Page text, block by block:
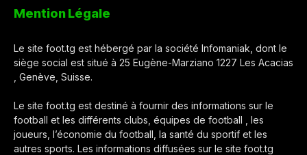
Mention Légale
Le site foot.tg est hébergé par la société Infomaniak, dont le
siège social est situé à 25 Eugène-Marziano 1227 Les Acacias
, Genève, Suisse.
Le site foot.tg est destiné à fournir des informations sur le
football et les différents clubs, équipes de football , les
joueurs, l’économie du football, la santé du sportif et les
autres sports. Les informations diffusées sur le site foot.tg